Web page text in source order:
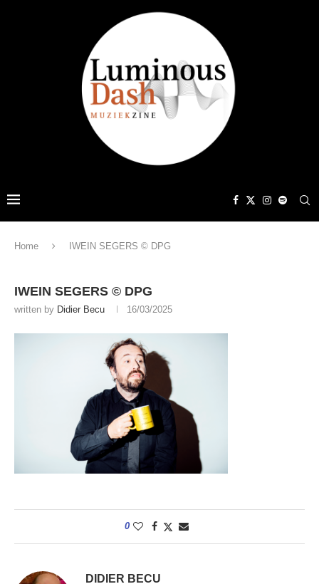
Home IWEIN SEGERS © DPG
IWEIN SEGERS © DPG
written by Didier Becu 16/03/2025
0
DIDIER BECU